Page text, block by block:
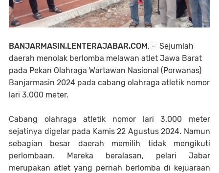
BANJARMASIN.LENTERAJABAR.COM, - Sejumlah
daerah menolak berlomba melawan atlet Jawa Barat
pada Pekan Olahraga Wartawan Nasional (Porwanas)
Banjarmasin 2024 pada cabang olahraga atletik nomor
lari 3.000 meter.
Cabang olahraga atletik nomor lari 3.000 meter
sejatinya digelar pada Kamis 22 Agustus 2024. Namun
sebagian besar daerah memilih tidak mengikuti
perlombaan. Mereka beralasan, pelari Jabar
merupakan atlet yang pernah berlomba di kejuaraan